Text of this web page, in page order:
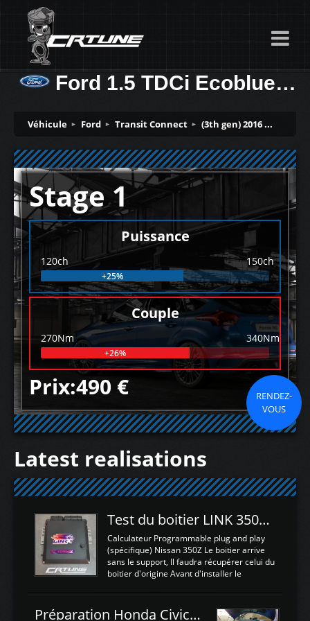
Ford 1.5 TDCi Ecoblue (2019 -> ….. 120ch
Véhicule Ford Transit Connect (3th gen) 2016 ...
Stage 1
Puissance
120ch 150ch
+25%
Couple
270Nm 340Nm
+26%
Prix:490 €
RENDEZ-
VOUS
Latest realisations
Test du boitier LINK 350Z Plugin ECU
Calculateur Programmable plug and play
(spécifique) Nissan 350Z Le boitier arrive
sans le support, Il faudra récupérer celui du
boitier d'origine Avant d'installer le
d'envoyer l'information de la large bande
Préparation Honda Civic Type R FK2